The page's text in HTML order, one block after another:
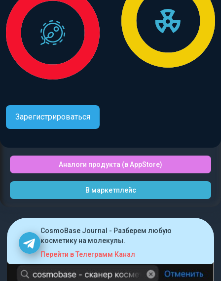
Зарегистрироваться
Аналоги продукта (в AppStore)
В маркетплейс
CosmoBase Journal - Разберем любую
косметику на молекулы.
Перейти в Телеграмм Канал